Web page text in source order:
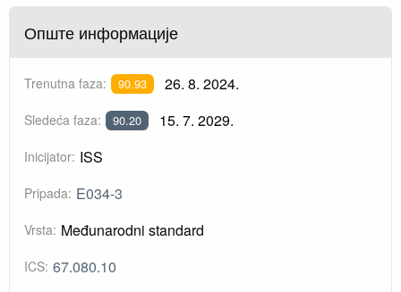
Опште информације
Trenutna faza: 90.93 26. 8. 2024.
Sledeća faza: 90.20 15. 7. 2029.
Inicijator: ISS
Pripada: E034-3
Vrsta: Međunarodni standard
ICS: 67.080.10